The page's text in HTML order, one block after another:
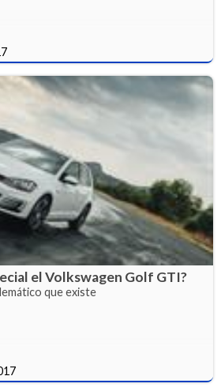
el Volkswagen Golf GTI?
que existe